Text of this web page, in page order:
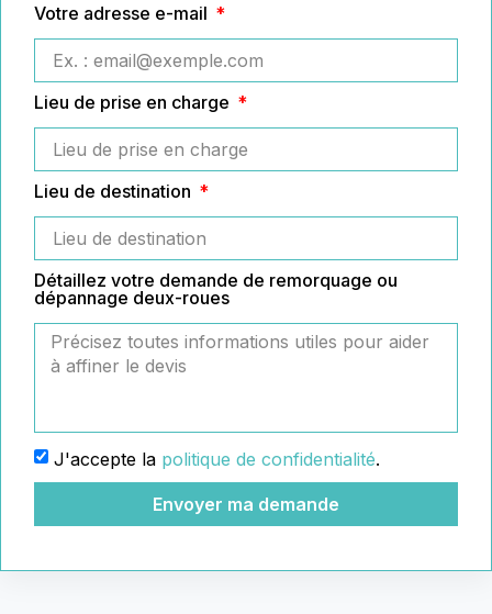
Votre adresse e-mail
Lieu de prise en charge
Lieu de destination
Détaillez votre demande de remorquage ou
dépannage deux-roues
J'accepte la politique de confidentialité.
Envoyer ma demande